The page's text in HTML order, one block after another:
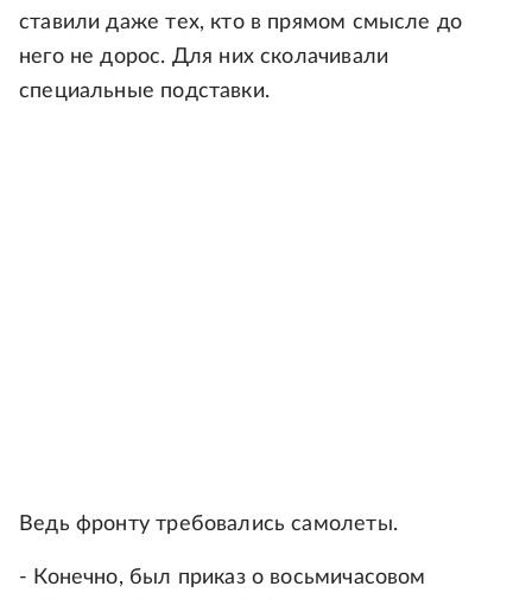
ставили даже тех, кто в прямом смысле до
него не дорос. Для них сколачивали
специальные подставки.
Ведь фронту требовались самолеты.
- Конечно, был приказ о восьмичасовом